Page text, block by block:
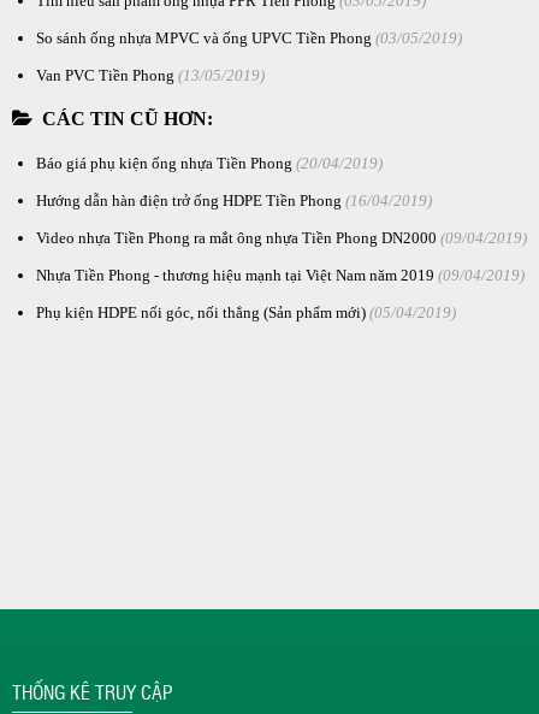
So sánh ống nhựa MPVC và ống UPVC Tiền Phong (03/05/2019)
Van PVC Tiền Phong (13/05/2019)
CÁC TIN CŨ HƠN:
Báo giá phụ kiện ống nhựa Tiền Phong (20/04/2019)
Hướng dẫn hàn điện trở ống HDPE Tiền Phong (16/04/2019)
Video nhựa Tiền Phong ra mắt ông nhựa Tiền Phong DN2000 (09/04/2019)
Nhựa Tiền Phong - thương hiệu mạnh tại Việt Nam năm 2019 (09/04/2019)
Phụ kiện HDPE nối góc, nối thẳng (Sản phẩm mới) (05/04/2019)
THỐNG KÊ TRUY CẬP